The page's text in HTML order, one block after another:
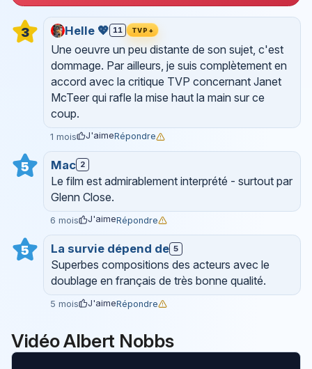
3 Helle 💖 11 TVP+
Une oeuvre un peu distante de son sujet, c'est
dommage. Par ailleurs, je suis complètement en
accord avec la critique TVP concernant Janet
McTeer qui rafle la mise haut la main sur ce
coup.
1 mois J'aimeRépondre
5 Mac 2
Le film est admirablement interprété - surtout par
Glenn Close.
6 mois J'aimeRépondre
5 La survie dépend de 5
Superbes compositions des acteurs avec le
doublage en français de très bonne qualité.
5 mois J'aimeRépondre
Vidéo Albert Nobbs